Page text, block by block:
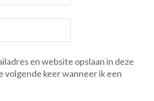
en website opslaan in deze
volgende keer wanneer ik een